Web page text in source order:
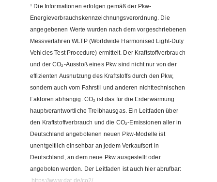
¹ Die Informationen erfolgen gemäß der Pkw-
Energieverbrauchskennzeichnungsverordnung. Die
angegebenen Werte wurden nach dem vorgeschriebenen
Messverfahren WLTP (Worldwide Harmonised Light-Duty
Vehicles Test Procedure) ermittelt. Der Kraftstoffverbrauch
und der CO₂-Ausstoß eines Pkw sind nicht nur von der
effizienten Ausnutzung des Kraftstoffs durch den Pkw,
sondern auch vom Fahrstil und anderen nichttechnischen
Faktoren abhängig. CO₂ ist das für die Erderwärmung
hauptverantwortliche Treibhausgas. Ein Leitfaden über
den Kraftstoffverbrauch und die CO₂-Emissionen aller in
Deutschland angebotenen neuen Pkw-Modelle ist
unentgeltlich einsehbar an jedem Verkaufsort in
Deutschland, an dem neue Pkw ausgestellt oder
angeboten werden. Der Leitfaden ist auch hier abrufbar: